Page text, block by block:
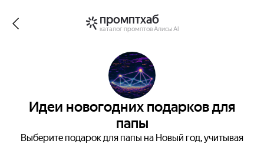
промптхаб
каталог промптов Алисы AI
Идеи новогодних подарков для
папы
Выберите подарок для папы на Новый год, учитывая